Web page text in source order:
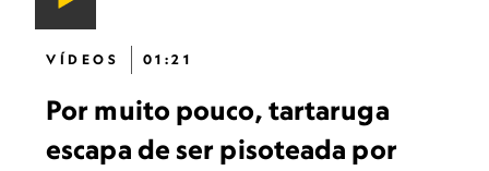
VÍDEOS 01:21
Por muito pouco, tartaruga
escapa de ser pisoteada por